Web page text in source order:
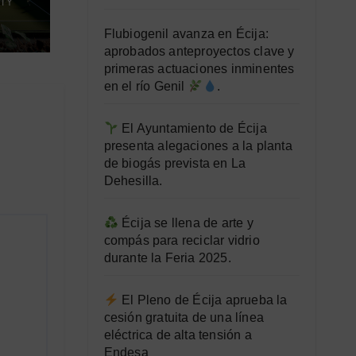
Flubiogenil avanza en Écija:
aprobados anteproyectos clave y
primeras actuaciones inminentes
en el río Genil
.
El Ayuntamiento de Écija
presenta alegaciones a la planta
de biogás prevista en La
Dehesilla.
Écija se llena de arte y
compás para reciclar vidrio
durante la Feria 2025.
El Pleno de Écija aprueba la
cesión gratuita de una línea
eléctrica de alta tensión a
Endesa